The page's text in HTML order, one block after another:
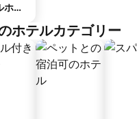
ホテ
ホテルカテゴリー